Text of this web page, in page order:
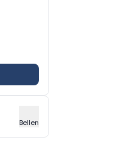
Bellen